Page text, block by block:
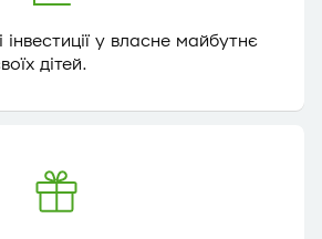
інвестиції у власне майбутнє
дітей.